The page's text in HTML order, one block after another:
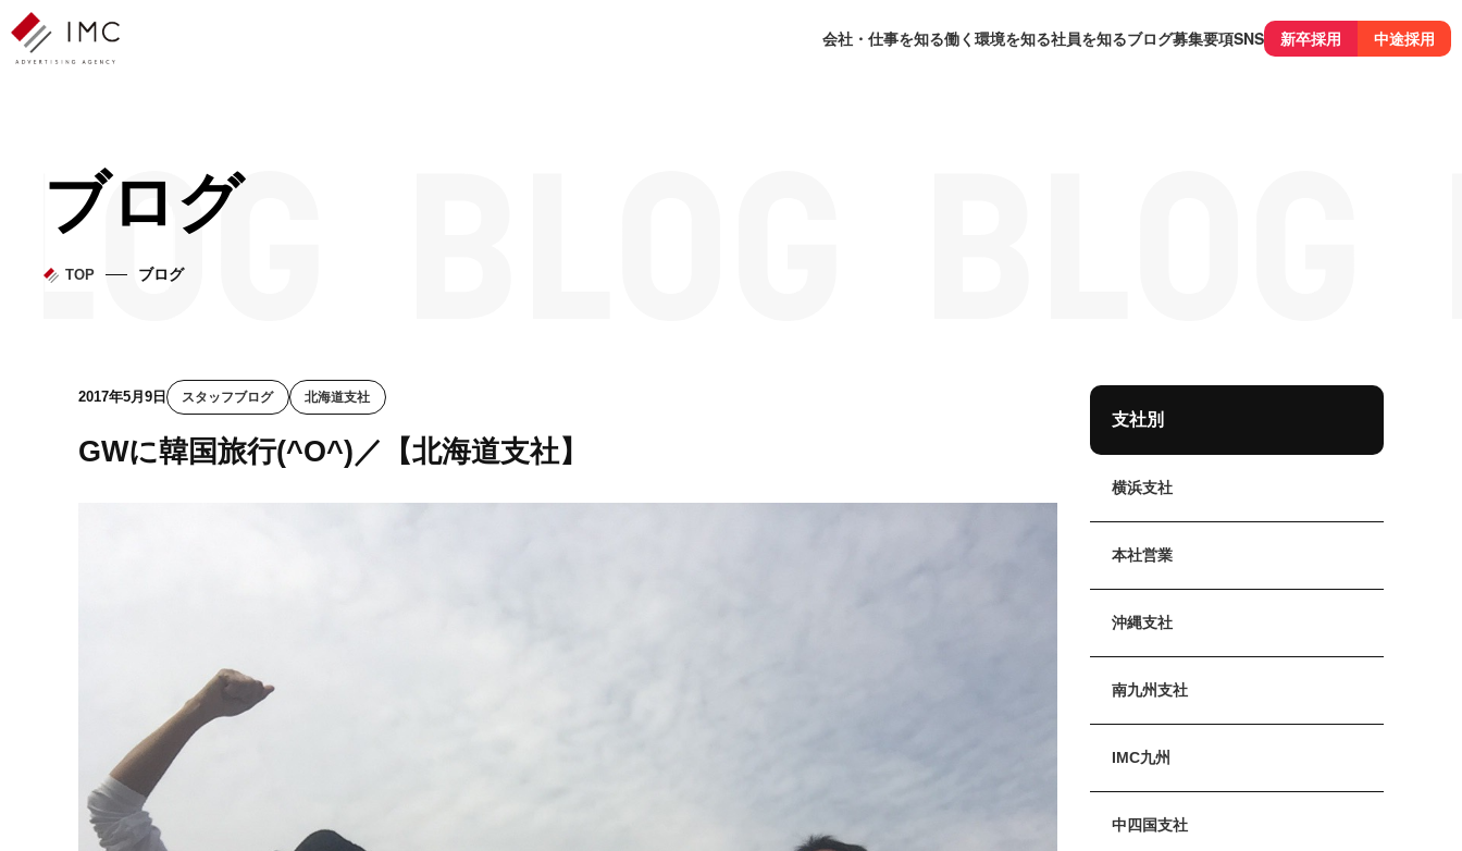
会社・仕事を知る働く環境を知る社員を知るブログ募集要項SNS 新卒採用 中途採用
ブログ
TOP ブログ
2017年5月9日 スタッフブログ 北海道支社
GWに韓国旅行(^O^)／【北海道支社】
支社別
横浜支社
本社営業
沖縄支社
南九州支社
IMC九州
中四国支社